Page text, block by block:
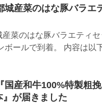
城産菜のはな豚バラエ
菜のはな豚バラエティ
ボールで到着。 内容は以
産和牛100%特製粗挽
が届きました